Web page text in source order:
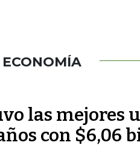
las mejores
con $6,06